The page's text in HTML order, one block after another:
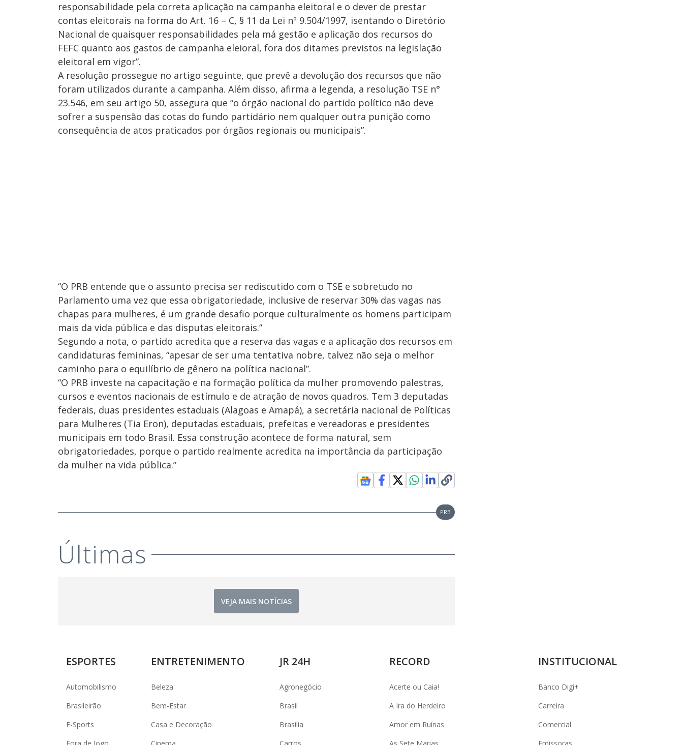
responsabilidade pela correta aplicação na campanha eleitoral e o dever de prestar
contas eleitorais na forma do Art. 16 – C, § 11 da Lei nº 9.504/1997, isentando o Diretório
Nacional de quaisquer responsabilidades pela má gestão e aplicação dos recursos do
FEFC quanto aos gastos de campanha eleioral, fora dos ditames previstos na legislação
eleitoral em vigor”.
A resolução prossegue no artigo seguinte, que prevê a devolução dos recursos que não
foram utilizados durante a campanha. Além disso, afirma a legenda, a resolução TSE n°
23.546, em seu artigo 50, assegura que “o órgão nacional do partido político não deve
sofrer a suspensão das cotas do fundo partidário nem qualquer outra punição como
consequência de atos praticados por órgãos regionais ou municipais”.
“O PRB entende que o assunto precisa ser rediscutido com o TSE e sobretudo no
Parlamento uma vez que essa obrigatoriedade, inclusive de reservar 30% das vagas nas
chapas para mulheres, é um grande desafio porque culturalmente os homens participam
mais da vida pública e das disputas eleitorais.”
Segundo a nota, o partido acredita que a reserva das vagas e a aplicação dos recursos em
candidaturas femininas, “apesar de ser uma tentativa nobre, talvez não seja o melhor
caminho para o equilíbrio de gênero na política nacional”.
“O PRB investe na capacitação e na formação política da mulher promovendo palestras,
cursos e eventos nacionais de estímulo e de atração de novos quadros. Tem 3 deputadas
federais, duas presidentes estaduais (Alagoas e Amapá), a secretária nacional de Políticas
para Mulheres (Tia Eron), deputadas estaduais, prefeitas e vereadoras e presidentes
municipais em todo Brasil. Essa construção acontece de forma natural, sem
obrigatoriedades, porque o partido realmente acredita na importância da participação
da mulher na vida pública.”
PRB
Últimas
VEJA MAIS NOTÍCIAS
ESPORTES
Automobilismo
Brasileirão
E-Sports
ENTRETENIMENTO
Beleza
Bem-Estar
Casa e Decoração
JR 24H
Agronegócio
Brasil
Brasília
RECORD
Acerte ou Caia!
A Ira do Herdeiro
Amor em Ruínas
INSTITUCIONAL
Banco Digi+
Carreira
Comercial